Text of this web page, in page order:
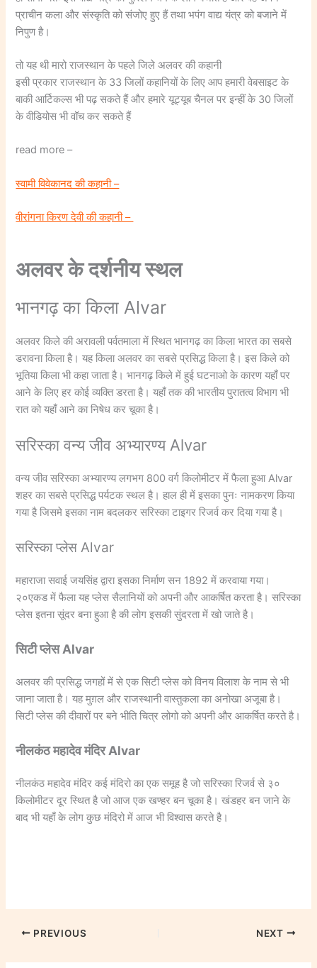
प्राचीन कला और संस्कृति को संजोए हुए हैं तथा भपंग वाद्य यंत्र को बजाने में
निपुण है।
तो यह थी मारो राजस्थान के पहले जिले अलवर की कहानी
इसी प्रकार राजस्थान के 33 जिलों कहानियों के लिए आप हमारी वेबसाइट के
बाकी आर्टिकल्स भी पढ़ सकते हैं और हमारे यूट्यूब चैनल पर इन्हीं के 30 जिलों
के वीडियोस भी वॉच कर सकते हैं
read more –
स्वामी विवेकानद की कहानी –
वीरांगना किरण देवी की कहानी –
अलवर के दर्शनीय स्थल
भानगढ़ का किला Alvar
अलवर किले की अरावली पर्वतमाला में स्थित भानगढ़ का किला भारत का सबसे
डरावना किला है। यह किला अलवर का सबसे प्रसिद्ध किला है। इस किले को
भूतिया किला भी कहा जाता है। भानगढ़ किले में हुई घटनाओ के कारण यहाँ पर
आने के लिए हर कोई व्यक्ति डरता है। यहाँ तक की भारतीय पुरातत्व विभाग भी
रात को यहाँ आने का निषेध कर चूका है।
सरिस्का वन्य जीव अभ्यारण्य Alvar
वन्य जीव सरिस्का अभ्यारण्य लगभग 800 वर्ग किलोमीटर में फैला हुआ Alvar
शहर का सबसे प्रसिद्ध पर्यटक स्थल है। हाल ही में इसका पुनः नामकरण किया
गया है जिसमे इसका नाम बदलकर सरिस्का टाइगर रिजर्व कर दिया गया है।
सरिस्का प्लेस Alvar
महाराजा सवाई जयसिंह द्वारा इसका निर्माण सन 1892 में करवाया गया।
२०एकड में फैला यह प्लेस सैलानियों को अपनी और आकर्षित करता है। सरिस्का
प्लेस इतना सूंदर बना हुआ है की लोग इसकी सुंदरता में खो जाते है।
सिटी प्लेस Alvar
अलवर की प्रसिद्ध जगहों में से एक सिटी प्लेस को विनय विलाश के नाम से भी
जाना जाता है। यह मुग़ल और राजस्थानी वास्तुकला का अनोखा अजूबा है।
सिटी प्लेस की दीवारों पर बने भीति चित्र लोगो को अपनी और आकर्षित करते है।
नीलकंठ महादेव मंदिर Alvar
नीलकंठ महादेव मंदिर कई मंदिरो का एक समूह है जो सरिस्का रिजर्व से ३०
किलोमीटर दूर स्थित है जो आज एक खण्हर बन चूका है। खंडहर बन जाने के
बाद भी यहाँ के लोग कुछ मंदिरो में आज भी विश्वास करते है।
PREVIOUS NEXT